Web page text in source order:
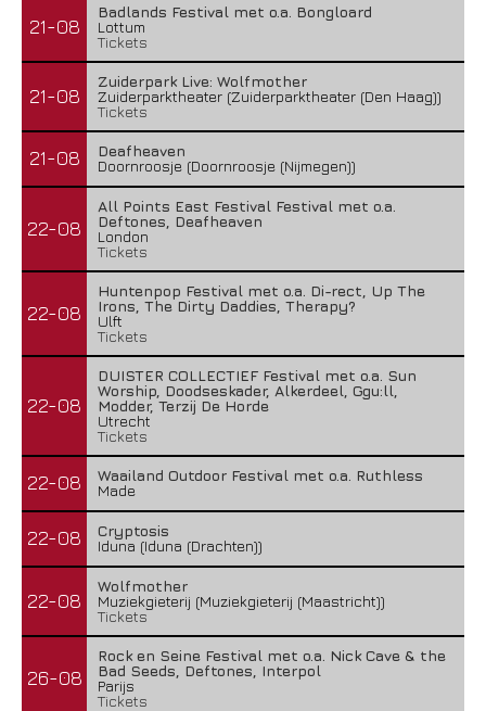
21-08
Badlands Festival met o.a. Bongloard
Lottum
Tickets
21-08
Zuiderpark Live: Wolfmother
Zuiderparktheater (Zuiderparktheater (Den Haag))
Tickets
21-08
Deafheaven
Doornroosje (Doornroosje (Nijmegen))
22-08
All Points East Festival Festival met o.a.
Deftones, Deafheaven
London
Tickets
22-08
Huntenpop Festival met o.a. Di-rect, Up The
Irons, The Dirty Daddies, Therapy?
Ulft
Tickets
22-08
DUISTER COLLECTIEF Festival met o.a. Sun
Worship, Doodseskader, Alkerdeel, Ggu:ll,
Modder, Terzij De Horde
Utrecht
Tickets
22-08
Waailand Outdoor Festival met o.a. Ruthless
Made
22-08
Cryptosis
Iduna (Iduna (Drachten))
22-08
Wolfmother
Muziekgieterij (Muziekgieterij (Maastricht))
Tickets
26-08
Rock en Seine Festival met o.a. Nick Cave & the
Bad Seeds, Deftones, Interpol
Parijs
Tickets